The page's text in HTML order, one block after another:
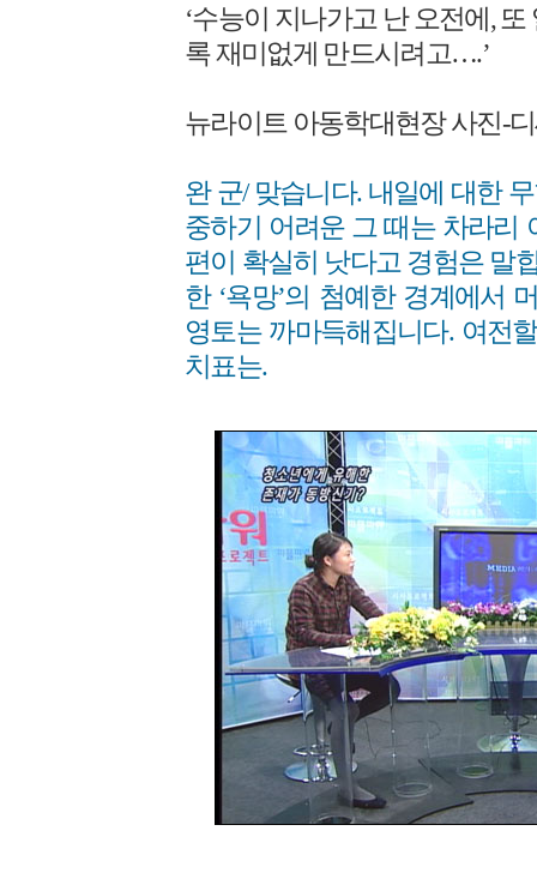
‘수능이 지나가고 난 오전에,
록 재미없게 만드시려고….’
뉴라이트 아동학대현장 사진-디
완 군/ 맞습니다. 내일에 대한
중하기 어려운 그 때는 차라리
편이 확실히 낫다고 경험은 말
한 ‘욕망’의 첨예한 경계에서
영토는 까마득해집니다. 여전
치표는.